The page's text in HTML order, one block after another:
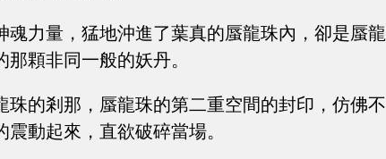
力量，猛地沖進了葉真的蜃龍珠內，卻是蜃龍
顆非同一般的妖丹。
珠的剎那，蜃龍珠的第二重空間的封印，仿佛不
動起來，直欲破碎當場。